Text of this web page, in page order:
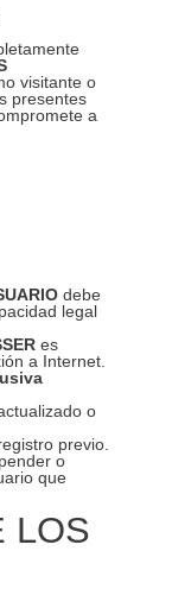
visitante o
presentes
a
debe
legal
es
a Internet.
o
previo.
o
que
LOS